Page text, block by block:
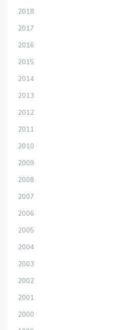
2018
2017
2016
2015
2014
2013
2012
2011
2010
2009
2008
2007
2006
2005
2004
2003
2002
2001
2000